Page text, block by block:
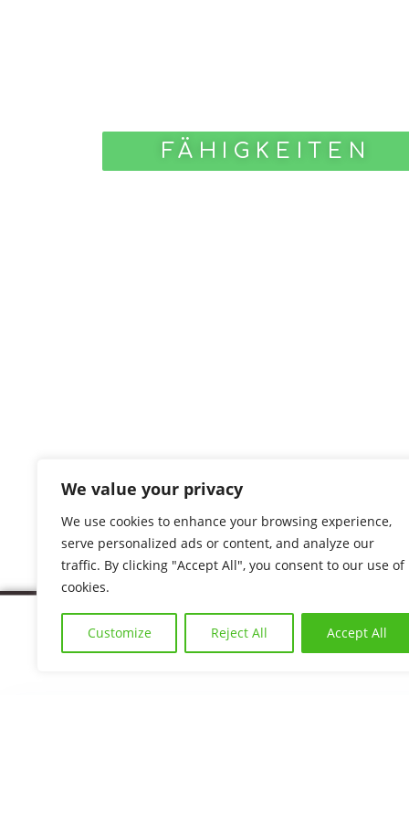
We value your privacy
We use cookies to enhance your browsing experience,
serve personalized ads or content, and analyze our
traffic. By clicking "Accept All", you consent to our use of
cookies.
Customize Reject All Accept All
FÄHIGKEITEN